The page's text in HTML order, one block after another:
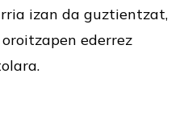
izan da guztientzat,
ederrez